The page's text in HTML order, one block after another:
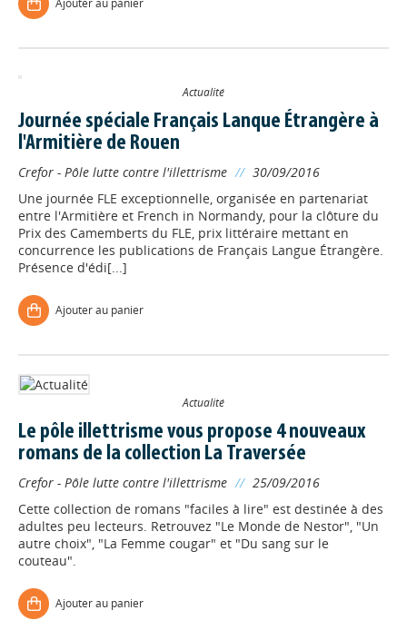
Ajouter au panier
Actualité
Journée spéciale Français Lanque Étrangère à
l'Armitière de Rouen
Crefor - Pôle lutte contre l'illettrisme // 30/09/2016
Une journée FLE exceptionnelle, organisée en partenariat
entre l'Armitière et French in Normandy, pour la clôture du
Prix des Camemberts du FLE, prix littéraire mettant en
concurrence les publications de Français Langue Étrangère.
Présence d'édi[...]
Ajouter au panier
Actualité
Le pôle illettrisme vous propose 4 nouveaux
romans de la collection La Traversée
Crefor - Pôle lutte contre l'illettrisme // 25/09/2016
Cette collection de romans "faciles à lire" est destinée à des
adultes peu lecteurs. Retrouvez "Le Monde de Nestor", "Un
autre choix", "La Femme cougar" et "Du sang sur le
couteau".
Ajouter au panier
Appels à projets